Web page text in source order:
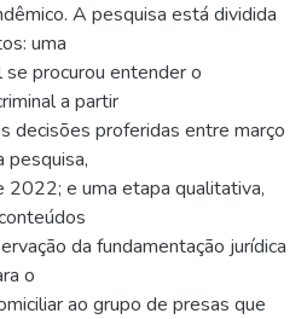
A pesquisa está dividida
uma
procurou entender o
a partir
decisões proferidas entre março
pesquisa,
2022; e uma etapa qualitativa,
da fundamentação jurídica
o
ao grupo de presas que